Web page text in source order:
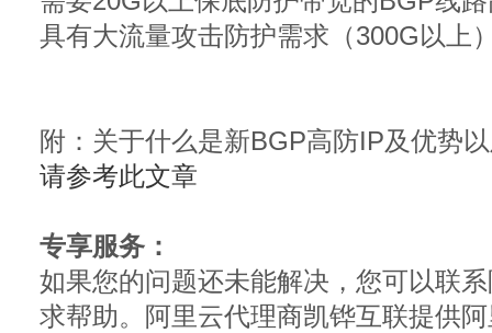
具有大流量攻击防护需求（300G以上
附：关于什么是新BGP高防IP及优势
请参考此文章
专享服务：
如果您的问题还未能解决，您可以联
求帮助。阿里云代理商凯铧互联提供